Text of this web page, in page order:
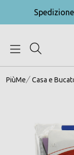
Spedizione
PiùMe Casa e